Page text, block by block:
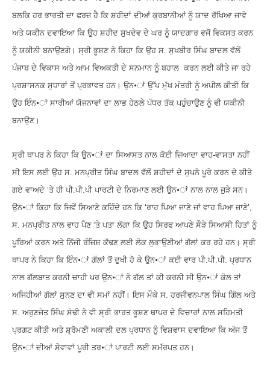
ਬਲਕਿ ਹਰ ਭਾਰਤੀ ਦਾ ਫਰਜ਼ ਹੈ ਕਿ ਸ਼ਹੀਦਾਂ ਦੀਆਂ ਕੁਰਬਾਨੀਆਂ ਨੂੰ ਯਾਦ ਰੱਖਿਆ ਜਾਵੇ
ਅਤੇ ਯਕੀਨ ਦਵਾਇਆ ਕਿ ਉਹ ਸ਼ਹੀਦ ਸੁਖਦੇਵ ਦੇ ਘਰ ਨੂੰ ਯਾਦਗਾਰ ਵਜੋਂ ਵਿਕਸਤ ਕਰਨ
ਨੂੰ ਯਕੀਨੀ ਬਨਾਉਣਗੇ। ਸ੍ਰੀ ਭੂਸ਼ਣ ਨੇ ਕਿਹਾ ਕਿ ਉਹ ਸ. ਸੁਖਬੀਰ ਸਿੰਘ ਬਾਦਲ ਵੱਲੋਂ
ਪੰਜਾਬ ਦੇ ਵਿਕਾਸ ਅਤੇ ਆਮ ਵਿਅਕਤੀ ਦੇ ਸਨਮਾਨ ਨੂੰ ਬਹਾਲ ਕਰਨ ਲਈ ਕੀਤੇ ਜਾ ਰਹੇ
ਪ੍ਰਸ਼ਾਸਨਕ ਸੁਧਾਰਾਂ ਤੋਂ ਪ੍ਰਭਾਵਤ ਹਨ। ਉਨ•ਾਂ ਉੱਪ ਮੁੱਖ ਮੰਤਰੀ ਨੂੰ ਅਪੀਲ ਕੀਤੀ ਕਿ
ਉਹ ਇੰਨ•ਾਂ ਸਾਰੀਆਂ ਯੋਜਨਾਵਾਂ ਦਾ ਲਾਭ ਹੇਠਲੇ ਪੱਧਰ ਤੱਕ ਪਹੁੰਚਾਉਣ ਨੂੰ ਵੀ ਯਕੀਨੀ
ਬਨਾਉਣ।
ਸ੍ਰੀ ਥਾਪਰ ਨੇ ਕਿਹਾ ਕਿ ਉਨ•ਾਂ ਦਾ ਸਿਆਸਤ ਨਾਲ ਕੋਈ ਜ਼ਿਆਦਾ ਵਾਹ-ਵਾਸਤਾ ਨਹੀਂ
ਸੀ ਇਸ ਲਈ ਉਹ ਸ. ਮਨਪ੍ਰੀਤ ਸਿੰਘ ਬਾਦਲ ਵੱਲੋਂ ਸ਼ਹੀਦਾਂ ਦੇ ਸੁਪਨੇ ਪੂਰੇ ਕਰਨ ਦੇ ਕੀਤੇ
ਗਏ ਵਾਅਦੇ ‘ਤੇ ਹੀ ਪੀ.ਪੀ.ਪੀ ਪਾਰਟੀ ਦੇ ਨਿਰਮਾਣ ਲਈ ਉਨ•ਾਂ ਨਾਲ ਨਾਲ ਜੁੜੇ ਸਨ।
ਉਨ•ਾਂ ਕਿਹਾ ਕਿ ਜਿਵੇਂ ਸਿਆਣੇ ਕਹਿੰਦੇ ਹਨ ਕਿ ‘ਰਾਹ ਪਿਆ ਜਾਣੇ ਜਾਂ ਵਾਹ ਪਿਆ ਜਾਣੇ’,
ਸ. ਮਨਪ੍ਰੀਤ ਨਾਲ ਵਾਹ ਪੈਣ ‘ਤੇ ਪਤਾ ਲੱਗਾ ਕਿ ਉਹ ਸਿਰਫ ਆਪਣੇ ਸੌੜੇ ਸਿਆਸੀ ਹਿਤਾਂ ਨੂੰ
ਪੂਰਿਆਂ ਕਰਨ ਅਤੇ ਨਿੱਜੀ ਰੰਜ਼ਿਸ਼ ਕੱਢਣ ਲਈ ਲੋਕ ਲੁਭਾਉਣੀਆਂ ਗੱਲਾਂ ਕਰ ਰਹੇ ਹਨ। ਸ੍ਰੀ
ਥਾਪਰ ਨੇ ਕਿਹਾ ਕਿ ਇੰਨ•ਾਂ ਗੱਲਾਂ ਤੋਂ ਦੁਖੀ ਹੋ ਕੇ ਉਨ•ਾਂ ਕਈ ਵਾਰ ਪੀ.ਪੀ.ਪੀ. ਪ੍ਰਧਾਨ
ਨਾਲ ਗੱਲਬਾਤ ਕਰਨੀ ਚਾਹੀ ਪਰ ਉਨ•ਾਂ ਨੇ ਗੱਲ ਤਾਂ ਕੀ ਕਰਨੀ ਸੀ ਉਨ•ਾਂ ਕੋਲ ਤਾਂ
ਅਜਿਹੀਆਂ ਗੱਲਾਂ ਸੁਨਣ ਦਾ ਵੀ ਸਮਾਂ ਨਹੀਂ। ਇਸ ਮੌਕੇ ਸ. ਹਰਜੀਵਨਪਾਲ ਸਿੰਘ ਗਿੱਲ ਅਤੇ
ਸ. ਅਰੁਣਜੋਤ ਸਿੰਘ ਸੋਢੀ ਨੇ ਵੀ ਸ੍ਰੀ ਭਾਰਤ ਭੂਸ਼ਣ ਥਾਪਰ ਦੇ ਵਿਚਾਰਾਂ ਨਾਲ ਸਹਿਮਤੀ
ਪ੍ਰਗਟ ਕੀਤੀ ਅਤੇ ਸ਼੍ਰੋਮਣੀ ਅਕਾਲੀ ਦਲ ਪ੍ਰਧਾਨ ਨੂੰ ਵਿਸ਼ਵਾਸ ਦਵਾਇਆ ਕਿ ਅੱਜ ਤੋਂ
ਉਨ•ਾਂ ਦੀਆਂ ਸੇਵਾਵਾਂ ਪੂਰੀ ਤਰ•ਾਂ ਪਾਰਟੀ ਲਈ ਸਮੱਰਪਤ ਹਨ।